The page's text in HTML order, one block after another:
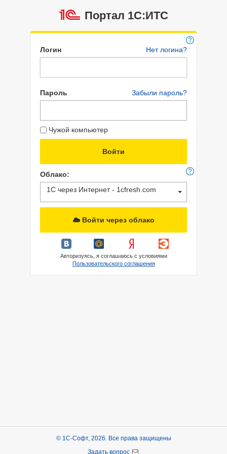
Портал 1C:ИТС
Логин Нет логина?
Пароль Забыли пароль?
Чужой компьютер
Облако:
1С через Интернет - 1cfresh.com
Войти через облако
Авторизуясь, я соглашаюсь с условиями
Пользовательского соглашения
© 1С-Софт, 2026. Все права защищены
Задать вопрос